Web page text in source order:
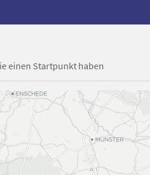
einen Startpunkt haben